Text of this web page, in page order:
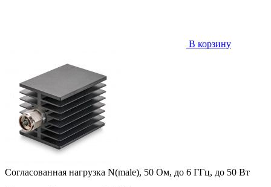
В корзину
Согласованная нагрузка N(male), 50 Ом, до 6 ГГц, до 50 Вт